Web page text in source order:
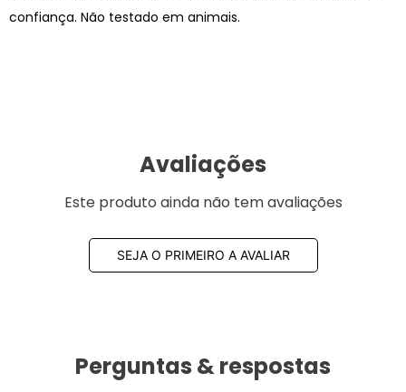
confiança. Não testado em animais.
Avaliações
Este produto ainda não tem avaliações
SEJA O PRIMEIRO A AVALIAR
Perguntas & respostas